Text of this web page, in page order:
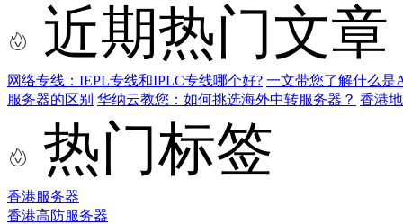
近期热门文章
网络专线：IEPL专线和IPLC专线哪个好? 一文带您了解什么是
服务器的区别 华纳云教您：如何挑选海外中转服务器？ 香港
热门标签
香港服务器
香港高防服务器